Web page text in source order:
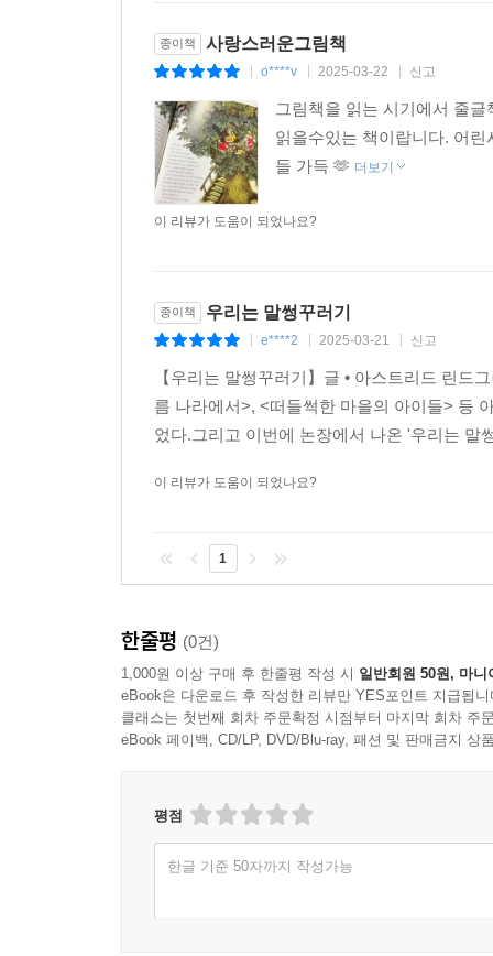
돌며 춤을 추었어요. 모든 게 다 좋았어요. 다음
드리러 갔어요. 트집쟁이길 집집마다 촛불을 밝혀
■ 《나, 이사 갈 거야》에서 잔뜩 골이 나서 옆
요나스의 신나는 일상이 《우리는 말썽꾸러기
로타와 오빠와 함께하는 시끌벅적한 일상을 딱
9편의 짤막한 이야기들이 막 그림책에서 동화책
주도하는 오빠 요나스는 로타를 어린애 취급하지
빠지기도 하죠. 로타에게는 엄청난 큰 오빠이지만
미아 마리아는 어떨 땐 로타를 바보 같다고 생
중얼거리며 하라는 대로 따라 하는 모습을 구경
모를 일이에요.
무성한 잎을 자랑하는 커다란 나무, 초록 원두막
신나는 겨울의 크리스마스까지 온 계절이 다 담
사람을 행복하게 만들어요.
실제로 꼭 이 책의 아이들처럼 기발한 생각을 잘
온종일 숲과 들판과 개울에서 신나게 뛰어 놀던
시간이 흘러도, 우리는 린드그렌의 작품을 보며
종이책 사랑스러운그림책
o****v 2025-03-22 신고
그림책을 읽는 시기에서 줄
읽을수있는 책이랍니다. 어
들 가득 🫶 더보기
이 리뷰가 도움이 되었나요?
종이책 우리는 말썽꾸러기
e****2 2025-03-21 신고
【우리는 말썽꾸러기】글 • 아스트리드 린드
름 나라에서>, <떠들썩한 마을의 아이들> 등
었다.그리고 이번에 논장에서 나온 '우리는 말
이 리뷰가 도움이 되었나요?
1
한줄평 (0건)
1,000원 이상 구매 후 한줄평 작성 시 일반회원 50원, 마니
eBook은 다운로드 후 작성한 리뷰만 YES포인트 지급됩니
클래스는 첫번째 회차 주문확정 시점부터 마지막 회차 주
eBook 페이백, CD/LP, DVD/Blu-ray, 패션 및 판매금지 상
평점
한글 기준 50자까지 작성가능